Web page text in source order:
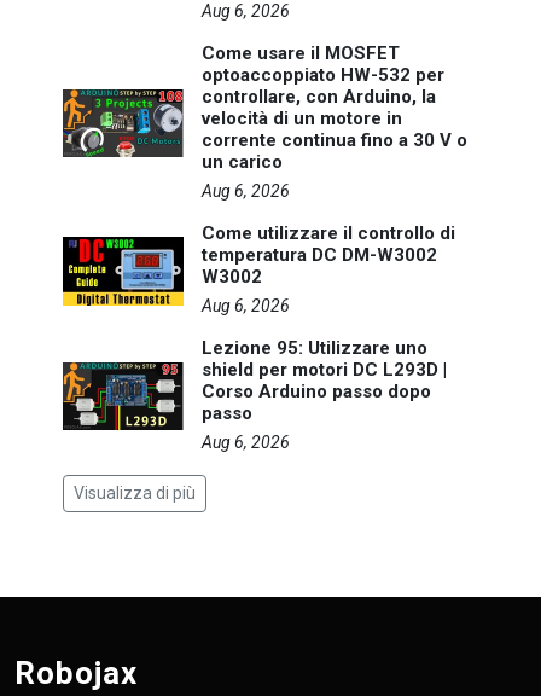
Aug 6, 2026
Come usare il MOSFET
optoaccoppiato HW-532 per
controllare, con Arduino, la
velocità di un motore in
corrente continua fino a 30 V o
un carico
Aug 6, 2026
Come utilizzare il controllo di
temperatura DC DM-W3002
W3002
Aug 6, 2026
Lezione 95: Utilizzare uno
shield per motori DC L293D |
Corso Arduino passo dopo
passo
Aug 6, 2026
Visualizza di più
Robojax